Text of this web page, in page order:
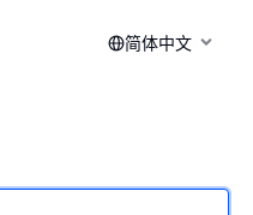
简体中文